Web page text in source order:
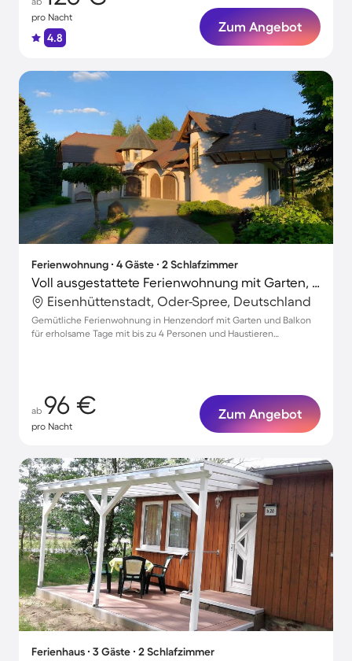
pro Nacht
4.8
Zum Angebot
Ferienwohnung ∙ 4 Gäste ∙ 2 Schlafzimmer
Voll ausgestattete Ferienwohnung mit Garten, Terrasse und Grill | Haustiere sind willkommen
Eisenhüttenstadt, Oder-Spree, Deutschland
Gemütliche Ferienwohnung in Henzendorf mit Garten und Balkon
für erholsame Tage mit bis zu 4 Personen und Haustieren
ab 96 €
pro Nacht
Zum Angebot
Ferienhaus ∙ 3 Gäste ∙ 2 Schlafzimmer